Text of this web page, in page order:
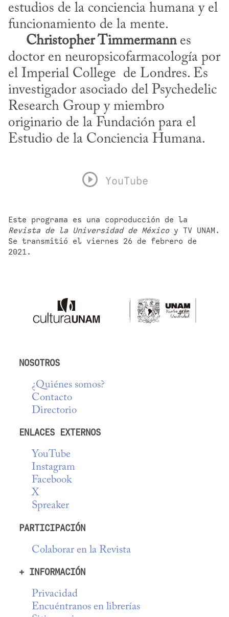
estudios de la conciencia humana y el
funcionamiento de la mente.
Christopher Timmermann es
doctor en neuropsicofarmacología por
el Imperial College  de Londres. Es
investigador asociado del Psychedelic
Research Group y miembro
originario de la Fundación para el
Estudio de la Conciencia Humana.
YouTube
Revista de la Universidad de México y TV UNAM.
Se transmitió el viernes 26 de febrero de
2021.
NOSOTROS
¿Quiénes somos?
Contacto
Directorio
ENLACES EXTERNOS
YouTube
Instagram
Facebook
X
Spreaker
PARTICIPACIÓN
Colaborar en la Revista
+ INFORMACIÓN
Privacidad
Encuéntranos en librerías